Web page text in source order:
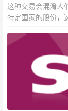
这种交易会混淆人
特定国家的股份，